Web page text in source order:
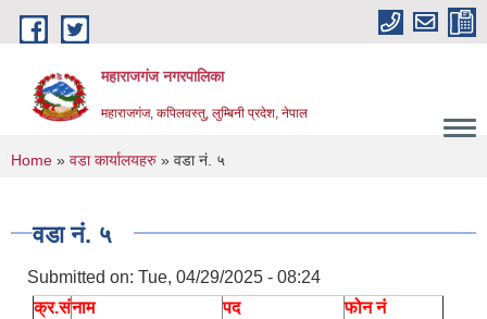
Skip to main content
महाराजगंज नगरपालिका
महाराजगंज, कपिलवस्तु, लुम्बिनी प्रदेश, नेपाल
You are here
Home » वडा कार्यालयहरु » वडा नं. ५
वडा नं. ५
Submitted on: Tue, 04/29/2025 - 08:24
क्र.संनाम पद
फोन नं